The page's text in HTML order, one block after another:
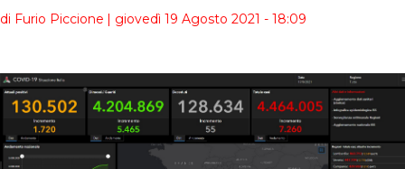
di Furio Piccione | giovedì 19 Agosto 2021 - 18:09